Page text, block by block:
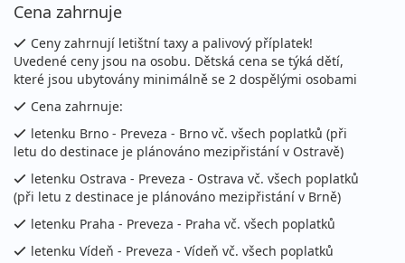
08.08. - 22.08.2026
sobota - sobota
vlastní
letecky (Vídeň)
cena za 15 dní (14 nocí) vyprodáno
15.08. - 22.08.2026
sobota - sobota
vlastní
letecky (Praha)
20 241 Kč
cena za 8 dní (7 nocí) vyprodáno
Cena zahrnuje
Ceny zahrnují letištní taxy a palivový příplatek!
Uvedené ceny jsou na osobu. Dětská cena se týká dětí,
které jsou ubytovány minimálně se 2 dospělými osobami
Cena zahrnuje:
letenku Brno - Preveza - Brno vč. všech poplatků (při
letu do destinace je plánováno mezipřistání v Ostravě)
letenku Ostrava - Preveza - Ostrava vč. všech poplatků
(při letu z destinace je plánováno mezipřistání v Brně)
letenku Praha - Preveza - Praha vč. všech poplatků
letenku Vídeň - Preveza - Vídeň vč. všech poplatků